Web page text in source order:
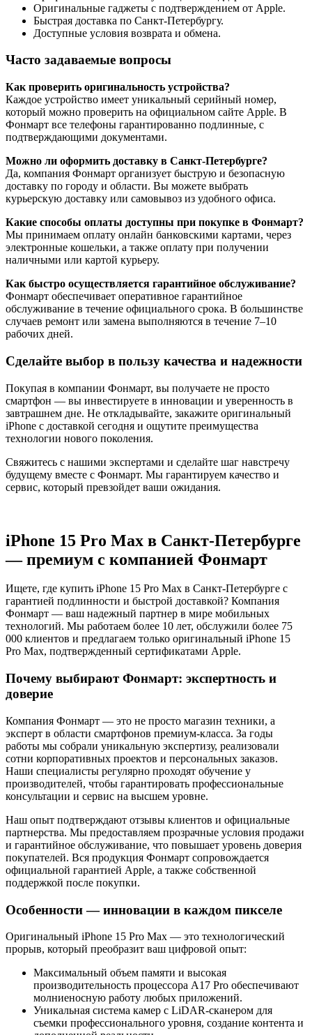
Оригинальные гаджеты с подтверждением от Apple.
Быстрая доставка по Санкт-Петербургу.
Доступные условия возврата и обмена.
Часто задаваемые вопросы
Как проверить оригинальность устройства?
Каждое устройство имеет уникальный серийный номер,
который можно проверить на официальном сайте Apple. В
Фонмарт все телефоны гарантированно подлинные, с
подтверждающими документами.
Можно ли оформить доставку в Санкт-Петербурге?
Да, компания Фонмарт организует быструю и безопасную
доставку по городу и области. Вы можете выбрать
курьерскую доставку или самовывоз из удобного офиса.
Какие способы оплаты доступны при покупке в Фонмарт?
Мы принимаем оплату онлайн банковскими картами, через
электронные кошельки, а также оплату при получении
наличными или картой курьеру.
Как быстро осуществляется гарантийное обслуживание?
Фонмарт обеспечивает оперативное гарантийное
обслуживание в течение официального срока. В большинстве
случаев ремонт или замена выполняются в течение 7–10
рабочих дней.
Сделайте выбор в пользу качества и надежности
Покупая в компании Фонмарт, вы получаете не просто
смартфон — вы инвестируете в инновации и уверенность в
завтрашнем дне. Не откладывайте, закажите оригинальный
iPhone с доставкой сегодня и ощутите преимущества
технологии нового поколения.
Свяжитесь с нашими экспертами и сделайте шаг навстречу
будущему вместе с Фонмарт. Мы гарантируем качество и
сервис, который превзойдет ваши ожидания.
iPhone 15 Pro Max в Санкт-Петербурге
— премиум с компанией Фонмарт
Ищете, где купить iPhone 15 Pro Max в Санкт-Петербурге с
гарантией подлинности и быстрой доставкой? Компания
Фонмарт — ваш надежный партнер в мире мобильных
технологий. Мы работаем более 10 лет, обслужили более 75
000 клиентов и предлагаем только оригинальный iPhone 15
Pro Max, подтвержденный сертификатами Apple.
Почему выбирают Фонмарт: экспертность и
доверие
Компания Фонмарт — это не просто магазин техники, а
эксперт в области смартфонов премиум-класса. За годы
работы мы собрали уникальную экспертизу, реализовали
сотни корпоративных проектов и персональных заказов.
Наши специалисты регулярно проходят обучение у
производителей, чтобы гарантировать профессиональные
консультации и сервис на высшем уровне.
Наш опыт подтверждают отзывы клиентов и официальные
партнерства. Мы предоставляем прозрачные условия продажи
и гарантийное обслуживание, что повышает уровень доверия
покупателей. Вся продукция Фонмарт сопровождается
официальной гарантией Apple, а также собственной
поддержкой после покупки.
Особенности — инновации в каждом пикселе
Оригинальный iPhone 15 Pro Max — это технологический
прорыв, который преобразит ваш цифровой опыт:
Максимальный объем памяти и высокая
производительность процессора A17 Pro обеспечивают
молниеносную работу любых приложений.
Уникальная система камер с LiDAR-сканером для
съемки профессионального уровня, создание контента и